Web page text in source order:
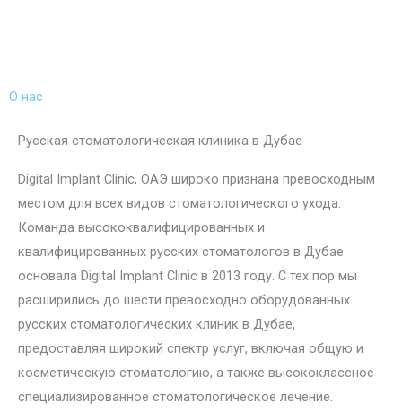
О нас
Русская стоматологическая клиника в Дубае
Digital Implant Clinic, ОАЭ широко признана превосходным
местом для всех видов стоматологического ухода.
Команда высококвалифицированных и
квалифицированных русских стоматологов в Дубае
основала Digital Implant Clinic в 2013 году. С тех пор мы
расширились до шести превосходно оборудованных
русских стоматологических клиник в Дубае,
предоставляя широкий спектр услуг, включая общую и
косметическую стоматологию, а также высококлассное
специализированное стоматологическое лечение.